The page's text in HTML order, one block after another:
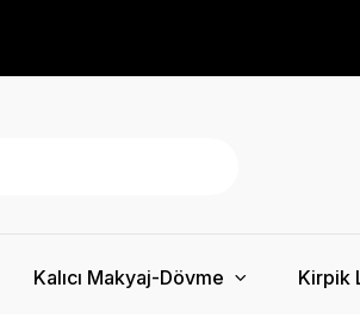
Kalıcı Makyaj-Dövme Kirpik